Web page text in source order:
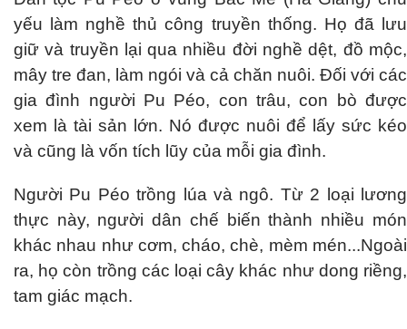
yếu làm nghề thủ công truyền thống. Họ đã lưu
giữ và truyền lại qua nhiều đời nghề dệt, đồ mộc,
mây tre đan, làm ngói và cả chăn nuôi. Đối với các
gia đình người Pu Péo, con trâu, con bò được
xem là tài sản lớn. Nó được nuôi để lấy sức kéo
và cũng là vốn tích lũy của mỗi gia đình.
Người Pu Péo trồng lúa và ngô. Từ 2 loại lương
thực này, người dân chế biến thành nhiều món
khác nhau như cơm, cháo, chè, mèm mén...Ngoài
ra, họ còn trồng các loại cây khác như dong riềng,
tam giác mạch.